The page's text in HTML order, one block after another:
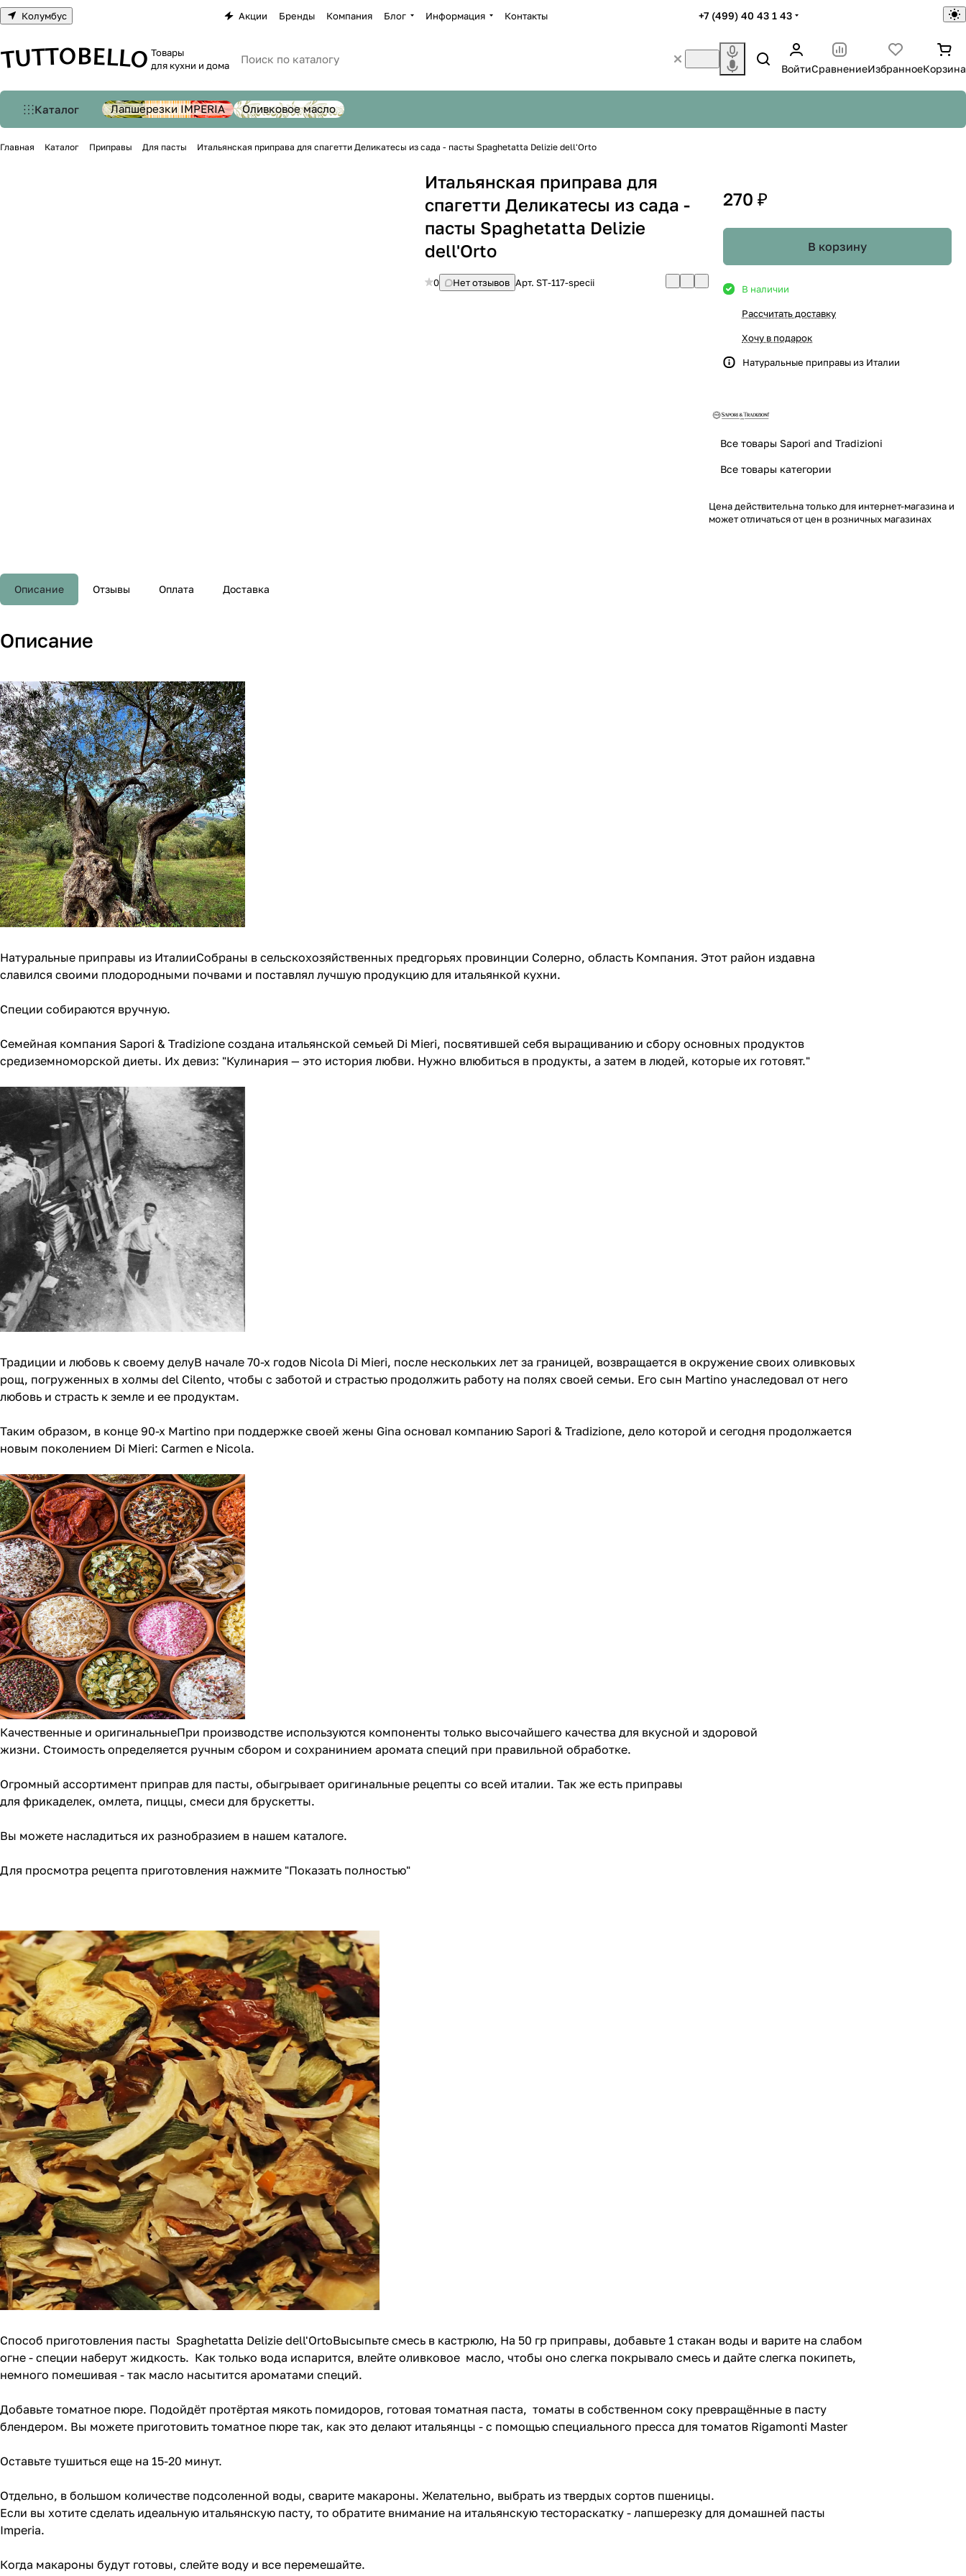
Колумбус Акции Бренды Компания Блог Информация Контакты +7 (499) 40 43 1 43
Товары
для кухни и дома
ВойтиСравнениеИзбранноеКорзина
Каталог Лапшерезки IMPERIA Оливковое масло
Главная Каталог Приправы Для пасты Итальянская приправа для спагетти Деликатесы из сада - пасты Spaghetatta Delizie dell'Orto
Итальянская приправа для
спагетти Деликатесы из сада -
пасты Spaghetatta Delizie
dell'Orto
0 Нет отзывов Арт. ST-117-specii
270 ₽
В корзину
В наличии
Рассчитать доставку
Хочу в подарок
Натуральные приправы из Италии
Все товары Sapori and Tradizioni
Все товары категории
Цена действительна только для интернет-магазина и
может отличаться от цен в розничных магазинах
Описание Отзывы Оплата Доставка
Описание
Натуральные приправы из ИталииСобраны в сельскохозяйственных предгорьях провинции Солерно, область Компания. Этот район издавна
славился своими плодородными почвами и поставлял лучшую продукцию для итальянкой кухни.
Специи собираются вручную.
Семейная компания Sapori & Tradizione создана итальянской семьей Di Mieri, посвятившей себя выращиванию и сбору основных продуктов
средиземноморской диеты. Их девиз: "Кулинария — это история любви. Нужно влюбиться в продукты, а затем в людей, которые их готовят."
Традиции и любовь к своему делуВ начале 70-х годов Nicola Di Mieri, после нескольких лет за границей, возвращается в окружение своих оливковых
рощ, погруженных в холмы del Cilento, чтобы с заботой и страстью продолжить работу на полях своей семьи. Его сын Martino унаследовал от него
любовь и страсть к земле и ее продуктам.
Таким образом, в конце 90-х Martino при поддержке своей жены Gina основал компанию Sapori & Tradizione, дело которой и сегодня продолжается
новым поколением Di Mieri: Carmen e Nicola.
Качественные и оригинальныеПри производстве используются компоненты только высочайшего качества для вкусной и здоровой
жизни. Стоимость определяется ручным сбором и сохранинием аромата специй при правильной обработке.
Огромный ассортимент приправ для пасты, обыгрывает оригинальные рецепты со всей италии. Так же есть приправы
для фрикаделек, омлета, пиццы, смеси для брускетты.
Вы можете насладиться их разнобразием в нашем каталоге.
Для просмотра рецепта приготовления нажмите "Показать полностью"
Способ приготовления пасты Spaghetatta Delizie dell'OrtoВысыпьте смесь в кастрюлю, На 50 гр приправы, добавьте 1 стакан воды и варите на слабом
огне - специи наберут жидкость. Как только вода испарится, влейте оливковое масло, чтобы оно слегка покрывало смесь и дайте слегка покипеть,
немного помешивая - так масло насытится ароматами специй.
Добавьте томатное пюре. Подойдёт протёртая мякоть помидоров, готовая томатная паста, томаты в собственном соку превращённые в пасту
блендером. Вы можете приготовить томатное пюре так, как это делают итальянцы - с помощью специального пресса для томатов Rigamonti Master
Оставьте тушиться еще на 15-20 минут.
Отдельно, в большом количестве подсоленной воды, cварите макароны. Желательно, выбрать из твердых сортов пшеницы.
Если вы хотите сделать идеальную итальянскую пасту, то обратите внимание на итальянскую тестораскатку - лапшерезку для домашней пасты
Imperia.
Когда макароны будут готовы, слейте воду и все перемешайте.